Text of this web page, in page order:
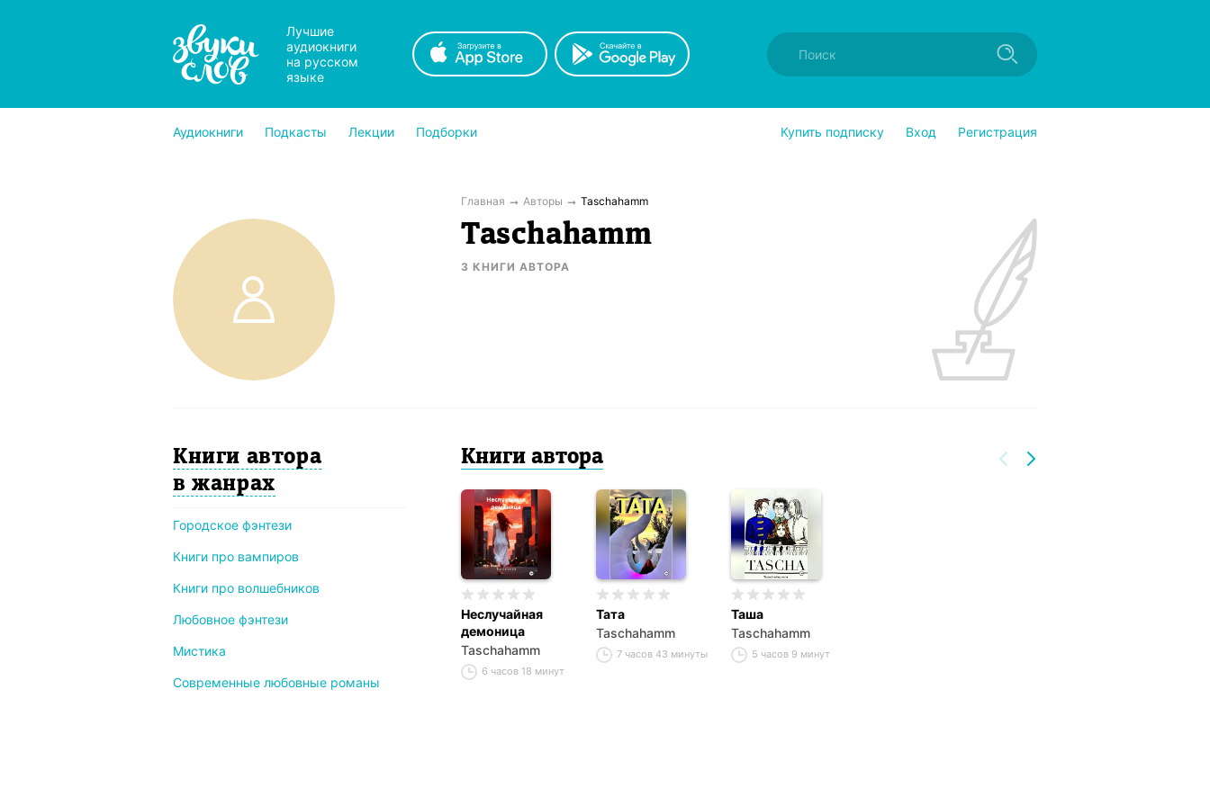
Лучшие
аудиокниги
на русском
языке
Аудиокниги Подкасты Лекции Подборки Купить подписку Вход Регистрация
Главная Авторы Taschahamm
Taschahamm
3 КНИГИ АВТОРА
Книги автора
в жанрах
Городское фэнтези
Книги про вампиров
Книги про волшебников
Любовное фэнтези
Мистика
Современные любовные романы
Книги автора
Неслучайная
демоница
Taschahamm
6 часов 18 минут
Тата
Taschahamm
7 часов 43 минуты
Таша
Taschahamm
5 часов 9 минут